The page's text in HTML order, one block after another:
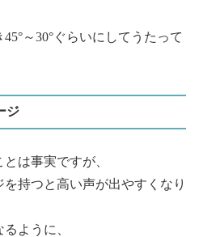
～30°ぐらいにしてうたって
ジ
は事実ですが、
持つと高い声が出やすくなり
ように、